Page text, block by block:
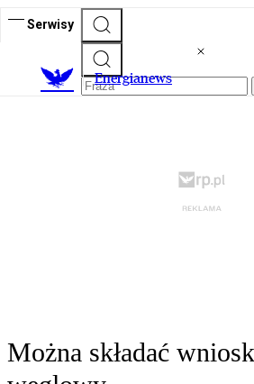
Serwisy
Energianews
Można składać